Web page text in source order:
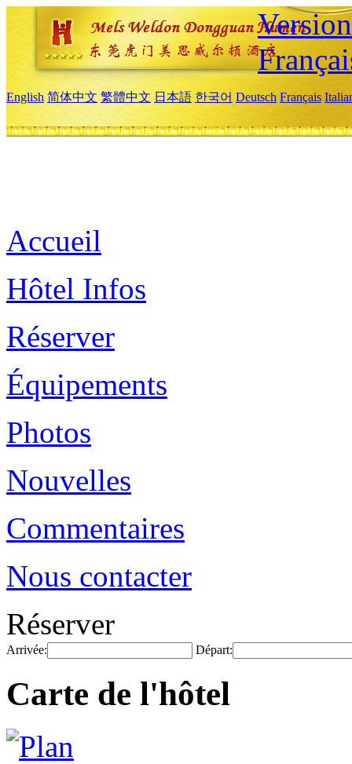
English 简体中文 繁體中文 日本語 한국어 Deutsch Français
Accueil
Hôtel Infos
Réserver
Équipements
Photos
Nouvelles
Commentaires
Nous contacter
Réserver
Arrivée: Départ:
Carte de l'hôtel